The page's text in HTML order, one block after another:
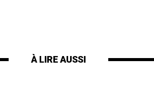
À LIRE AUSSI